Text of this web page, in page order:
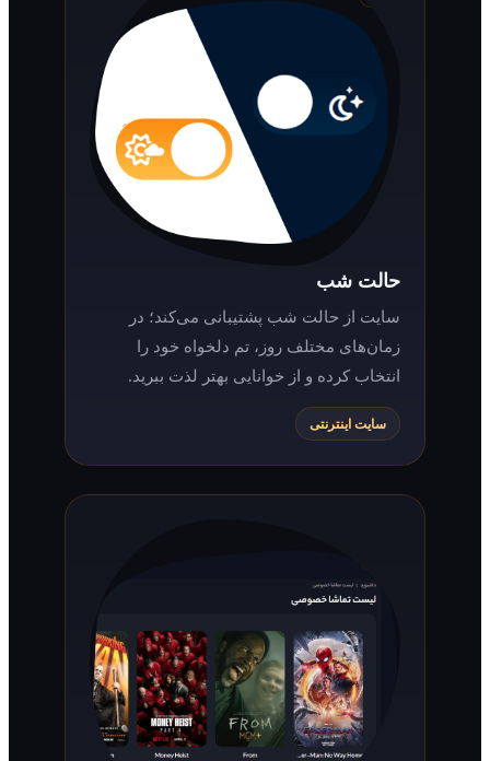
حالت شب
سایت از حالت شب پشتیبانی می‌کند؛ در
زمان‌های مختلف روز، تم دلخواه خود را
انتخاب کرده و از خوانایی بهتر لذت ببرید.
سایت اینترنتی